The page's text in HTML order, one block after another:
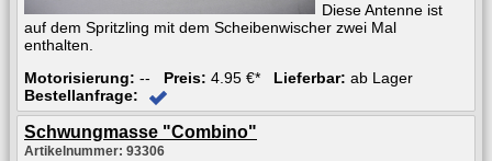
Diese Antenne ist
auf dem Spritzling mit dem Scheibenwischer zwei Mal
enthalten.
Motorisierung: -- Preis: 4.95 €* Lieferbar: ab Lager
Bestellanfrage:
Schwungmasse "Combino"
Artikelnummer: 93306